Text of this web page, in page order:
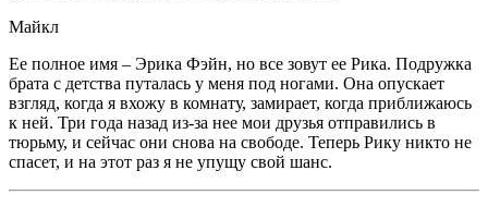
Майкл
Ее полное имя – Эрика Фэйн, но все зовут ее Рика. Подружка
брата с детства путалась у меня под ногами. Она опускает
взгляд, когда я вхожу в комнату, замирает, когда приближаюсь
к ней. Три года назад из-за нее мои друзья отправились в
тюрьму, и сейчас они снова на свободе. Теперь Рику никто не
спасет, и на этот раз я не упущу свой шанс.